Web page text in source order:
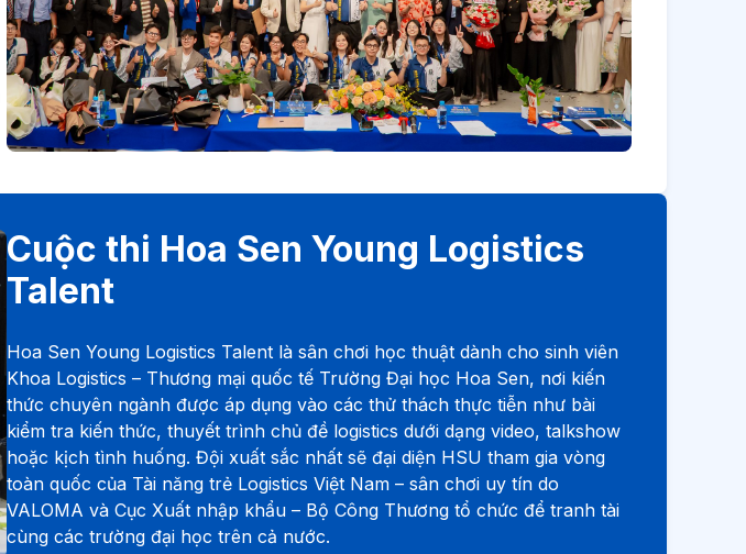
Cuộc thi Hoa Sen Young Logistics
Talent
Hoa Sen Young Logistics Talent là sân chơi học thuật dành cho sinh viên
Khoa Logistics – Thương mại quốc tế Trường Đại học Hoa Sen, nơi kiến
thức chuyên ngành được áp dụng vào các thử thách thực tiễn như bài
kiểm tra kiến thức, thuyết trình chủ đề logistics dưới dạng video, talkshow
hoặc kịch tình huống. Đội xuất sắc nhất sẽ đại diện HSU tham gia vòng
toàn quốc của Tài năng trẻ Logistics Việt Nam – sân chơi uy tín do
VALOMA và Cục Xuất nhập khẩu – Bộ Công Thương tổ chức để tranh tài
cùng các trường đại học trên cả nước.